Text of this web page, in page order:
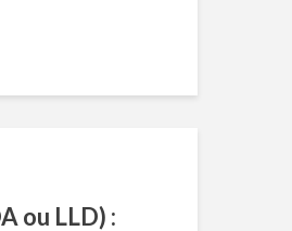
ou LLD) :